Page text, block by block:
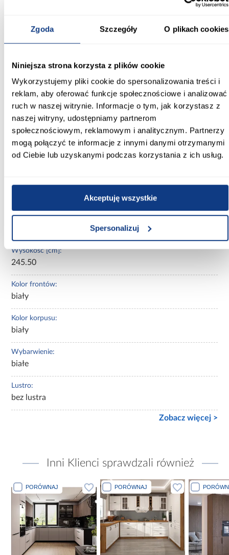
Zgoda Szczegóły O plikach cookies
Niniejsza strona korzysta z plików cookie
Wykorzystujemy pliki cookie do spersonalizowania treści i
reklam, aby oferować funkcje społecznościowe i analizować
ruch w naszej witrynie. Informacje o tym, jak korzystasz z
naszej witryny, udostępniamy partnerom
społecznościowym, reklamowym i analitycznym. Partnerzy
mogą połączyć te informacje z innymi danymi otrzymanymi
od Ciebie lub uzyskanymi podczas korzystania z ich usług.
Akceptuję wszystkie
Spersonalizuj
mebel prezentuje się elegancko i estetycznie. To propozycja dla
solidnym wykonaniu.
Informacje Transport
Kształt:
proste
Rodzaj drzwi:
uchylne
Oświetlenie:
Głębokość [cm]:
Wysokość [cm]:
245.50
Kolor frontów:
biały
Kolor korpusu:
biały
Wybarwienie:
białe
Lustro:
bez lustra
Zobacz więcej >
Inni Klienci sprawdzali również
PORÓWNAJ PORÓWNAJ